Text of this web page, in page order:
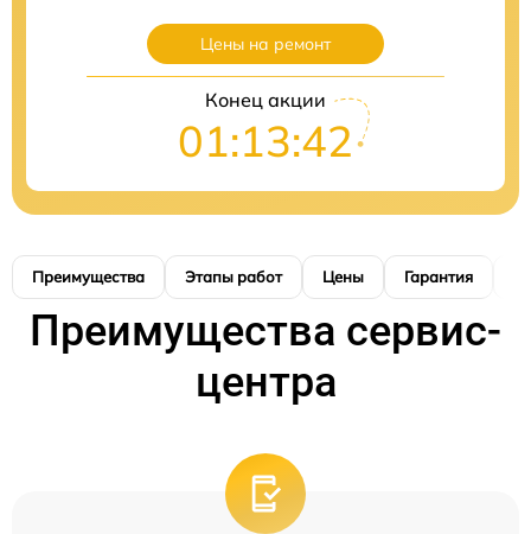
Цены на ремонт
Конец акции
01:13:40
Преимущества Этапы работ Цены Гарантия
Преимущества сервис-
центра